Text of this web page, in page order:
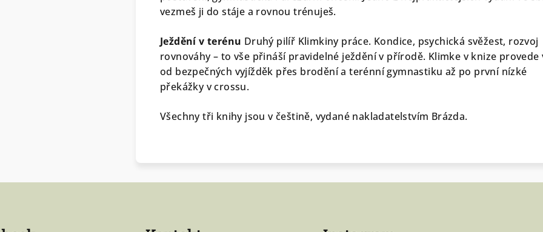
vezmeš ji do stáje a rovnou trénuješ.
Ježdění v terénu Druhý pilíř Klimkiny práce. Kondice, psychická svěžest, rozvoj
rovnováhy – to vše přináší pravidelné ježdění v přírodě. Klimke v knize provede
od bezpečných vyjížděk přes brodění a terénní gymnastiku až po první nízké
překážky v crossu.
Všechny tři knihy jsou v češtině, vydané nakladatelstvím Brázda.